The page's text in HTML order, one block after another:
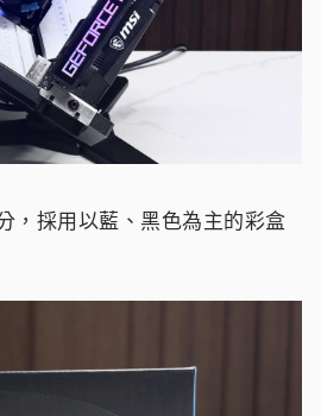
，採用以藍、黑色為主的彩盒